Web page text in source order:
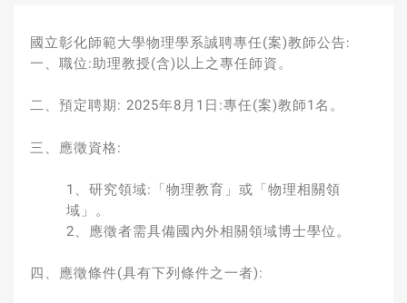
國立彰化師範大學物理學系誠聘專任(案)教師公告:
一、職位:助理教授(含)以上之專任師資。
二、預定聘期: 2025年8月1日:專任(案)教師1名。
三、應徵資格:
1、研究領域:「物理教育」或「物理相關領
域」。
2、應徵者需具備國內外相關領域博士學位。
四、應徵條件(具有下列條件之一者):